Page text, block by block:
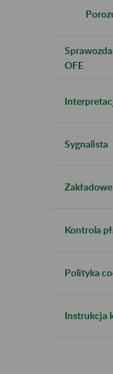
OFE
Sygnalista
Kontrola
Polityka
Instrukcja